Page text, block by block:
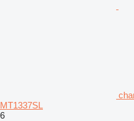
MT1337SL
6